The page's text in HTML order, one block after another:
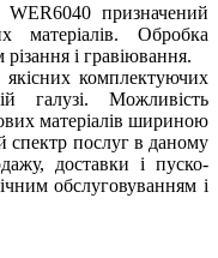
призначений
матеріалів. Обробка
і гравіювання.
комплектуючих
галузі. Можливість
матеріалів шириною
послуг в даному
доставки і пуско-
обслуговуванням і